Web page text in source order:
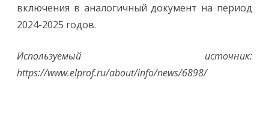
включения в аналогичный документ на период
2024-2025 годов.
Используемый источник:
https://www.elprof.ru/about/info/news/6898/